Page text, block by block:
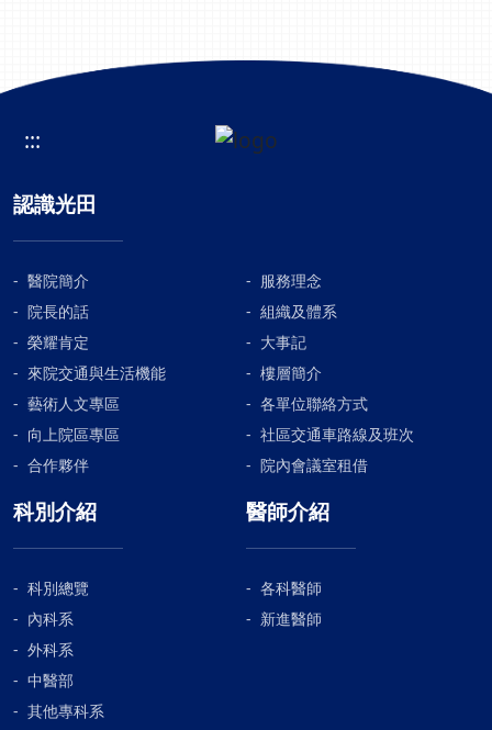
:::
認識光田
醫院簡介
服務理念
院長的話
組織及體系
榮耀肯定
大事記
來院交通與生活機能
樓層簡介
藝術人文專區
各單位聯絡方式
向上院區專區
社區交通車路線及班次
合作夥伴
院內會議室租借
科別介紹
科別總覽
內科系
外科系
中醫部
其他專科系
醫師介紹
各科醫師
新進醫師